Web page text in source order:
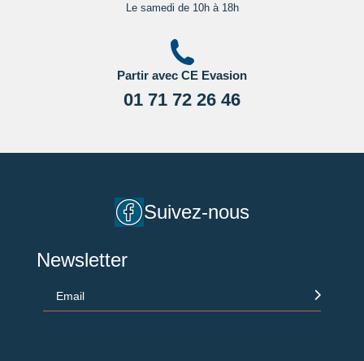
Le samedi de 10h à 18h
Partir avec CE Evasion
01 71 72 26 46
Suivez-nous
Newsletter
Email